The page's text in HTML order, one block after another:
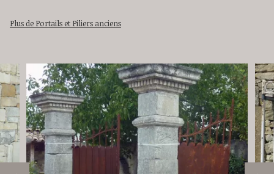
Plus de Portails et Piliers anciens